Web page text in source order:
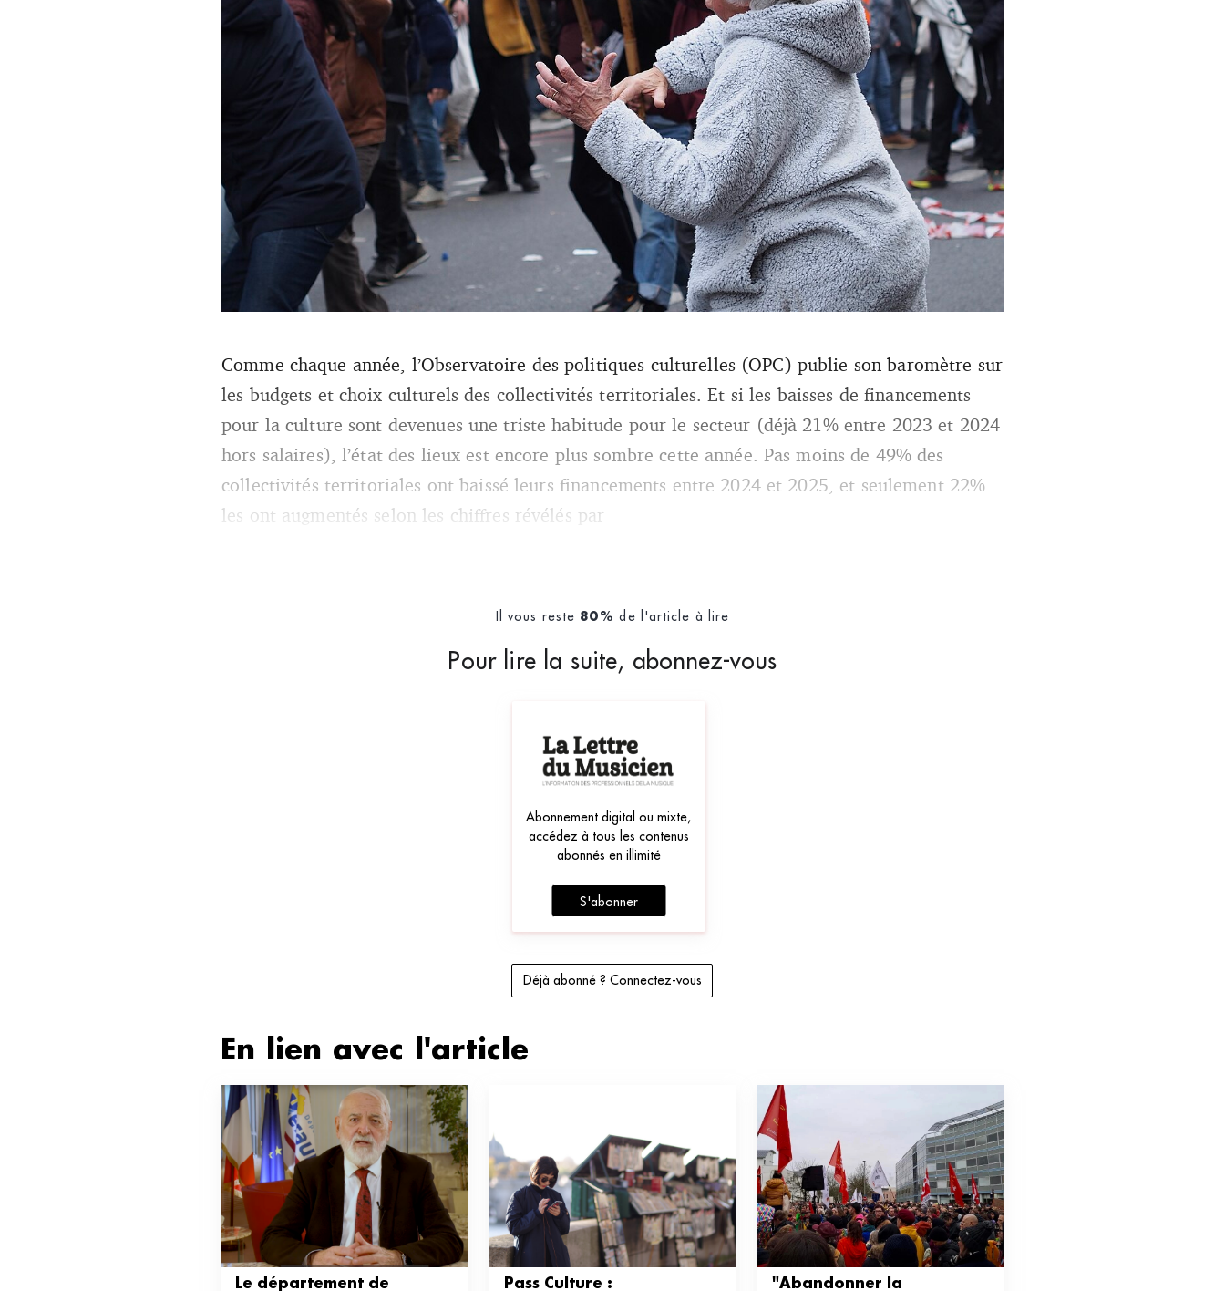
2023 à Paris. Crédits photo : Wikinade (Creative Commons)
Comme chaque année, l’Observatoire des politiques culturelles (OPC) publie son baromètre sur
les budgets et choix culturels des collectivités territoriales. Et si les baisses de financements
pour la culture sont devenues une triste habitude pour le secteur (déjà 21% entre 2023 et 2024
hors salaires), l’état des lieux est encore plus sombre cette année. Pas moins de 49% des
collectivités territoriales ont baissé leurs financements entre 2024 et 2025, et seulement 22%
les ont augmentés selon les chiffres révélés par
Il vous reste 80% de l'article à lire
Pour lire la suite, abonnez-vous
Abonnement digital ou mixte,
accédez à tous les contenus
abonnés en illimité
S'abonner
Déjà abonné ? Connectez-vous
En lien avec l'article
Le département de
Pass Culture :
"Abandonner la